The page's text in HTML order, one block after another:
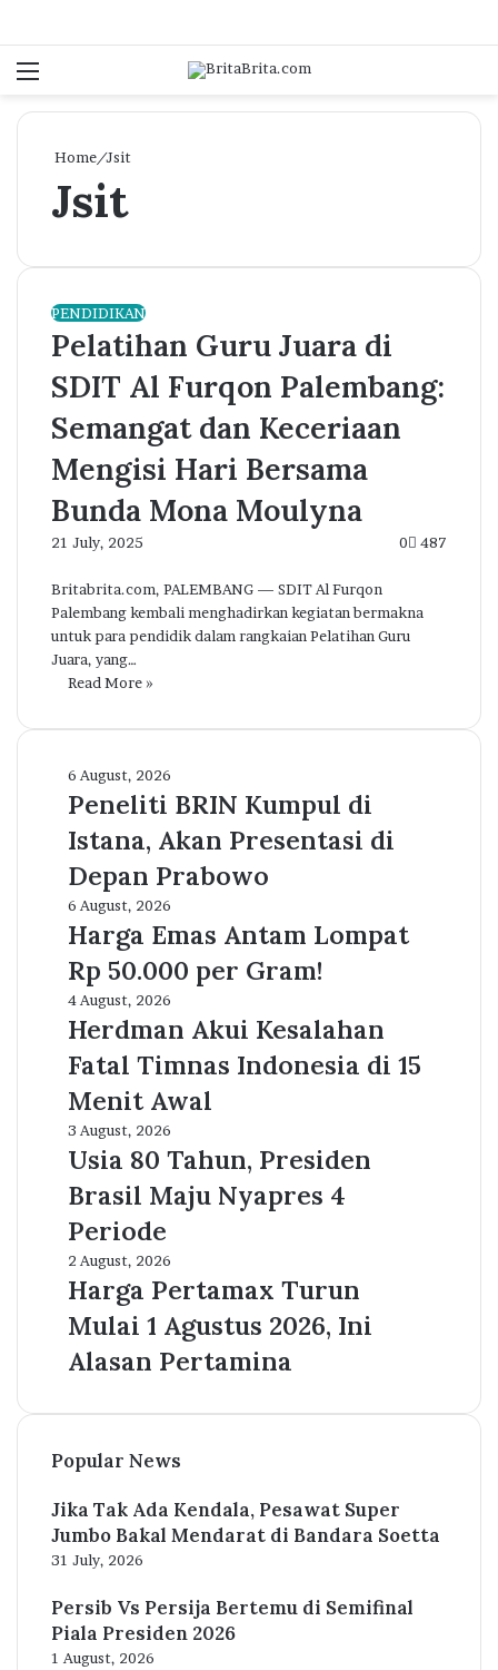
Menu
Home/Jsit
Jsit
PENDIDIKAN
Pelatihan Guru Juara di
SDIT Al Furqon Palembang:
Semangat dan Keceriaan
Mengisi Hari Bersama
Bunda Mona Moulyna
21 July, 2025 0 487
Britabrita.com, PALEMBANG — SDIT Al Furqon
Palembang kembali menghadirkan kegiatan bermakna
untuk para pendidik dalam rangkaian Pelatihan Guru
Juara, yang…
Read More »
Peneliti
BRIN
di
Istana,
Akan
Presentasi
di
Depan
Prabowo
6 August, 2026
Peneliti BRIN Kumpul di
Istana, Akan Presentasi di
Depan Prabowo
Harga
Emas
Lompat
Rp
50.000
per
Gram!
6 August, 2026
Harga Emas Antam Lompat
Rp 50.000 per Gram!
Herdman
Akui
Fatal
Timnas
Indonesia
di
15
Menit
Awal
4 August, 2026
Herdman Akui Kesalahan
Fatal Timnas Indonesia di 15
Menit Awal
Usia
80
Presiden
Brasil
Maju
Nyapres
4
Periode
3 August, 2026
Usia 80 Tahun, Presiden
Brasil Maju Nyapres 4
Periode
Harga
Pertamax
Mulai
1
Agustus
Pertamina
2 August, 2026
Harga Pertamax Turun
Mulai 1 Agustus 2026, Ini
Alasan Pertamina
Popular News
Jika Tak Ada Kendala, Pesawat Super
Jumbo Bakal Mendarat di Bandara Soetta
31 July, 2026
Persib Vs Persija Bertemu di Semifinal
Piala Presiden 2026
1 August, 2026